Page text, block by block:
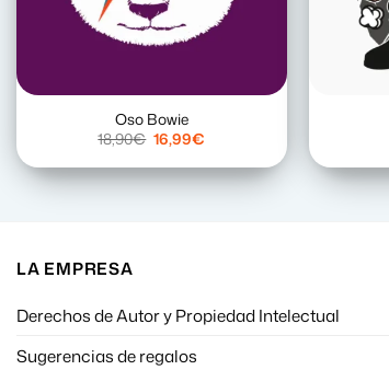
Oso Bowie
18,90€ El
precio
original
era:
16,99€
actual
es:
LA EMPRESA
Derechos de Autor y Propiedad Intelectual
Sugerencias de regalos